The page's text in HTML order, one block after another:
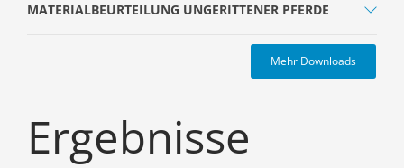
MATERIALBEURTEILUNG UNGERITTENER PFERDE
Mehr Downloads
Ergebnisse